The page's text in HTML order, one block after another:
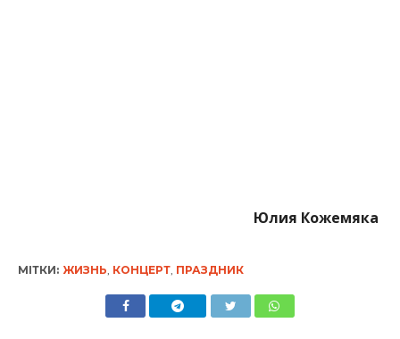
Юлия Кожемяка
МІТКИ: ЖИЗНЬ КОНЦЕРТ, ПРАЗДНИК